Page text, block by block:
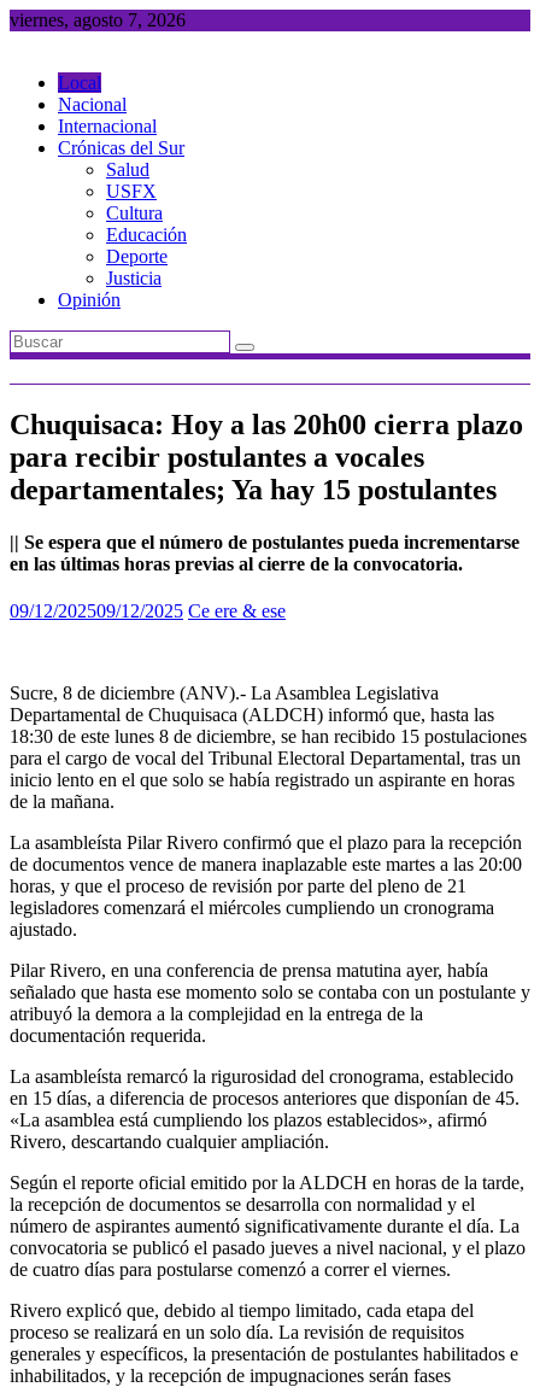
Saltar
viernes, agosto 7, 2026
Local
Nacional
Internacional
Crónicas del Sur
Salud
USFX
Cultura
Educación
Deporte
Justicia
Opinión
Chuquisaca: Hoy a las 20h00 cierra plazo
para recibir postulantes a vocales
departamentales; Ya hay 15 postulantes
|| Se espera que el número de postulantes pueda incrementarse
en las últimas horas previas al cierre de la convocatoria.
09/12/202509/12/2025 Ce ere & ese
Sucre, 8 de diciembre (ANV).- La Asamblea Legislativa
Departamental de Chuquisaca (ALDCH) informó que, hasta las
18:30 de este lunes 8 de diciembre, se han recibido 15 postulaciones
para el cargo de vocal del Tribunal Electoral Departamental, tras un
inicio lento en el que solo se había registrado un aspirante en horas
de la mañana.
La asambleísta Pilar Rivero confirmó que el plazo para la recepción
de documentos vence de manera inaplazable este martes a las 20:00
horas, y que el proceso de revisión por parte del pleno de 21
legisladores comenzará el miércoles cumpliendo un cronograma
ajustado.
Pilar Rivero, en una conferencia de prensa matutina ayer, había
señalado que hasta ese momento solo se contaba con un postulante y
atribuyó la demora a la complejidad en la entrega de la
documentación requerida.
La asambleísta remarcó la rigurosidad del cronograma, establecido
en 15 días, a diferencia de procesos anteriores que disponían de 45.
«La asamblea está cumpliendo los plazos establecidos», afirmó
Rivero, descartando cualquier ampliación.
Según el reporte oficial emitido por la ALDCH en horas de la tarde,
la recepción de documentos se desarrolla con normalidad y el
número de aspirantes aumentó significativamente durante el día. La
convocatoria se publicó el pasado jueves a nivel nacional, y el plazo
de cuatro días para postularse comenzó a correr el viernes.
Rivero explicó que, debido al tiempo limitado, cada etapa del
proceso se realizará en un solo día. La revisión de requisitos
generales y específicos, la presentación de postulantes habilitados e
inhabilitados, y la recepción de impugnaciones serán fases